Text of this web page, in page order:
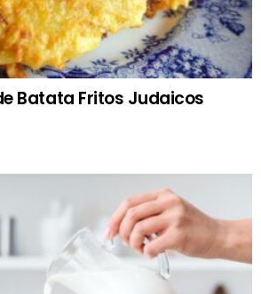
Batata Fritos Judaicos